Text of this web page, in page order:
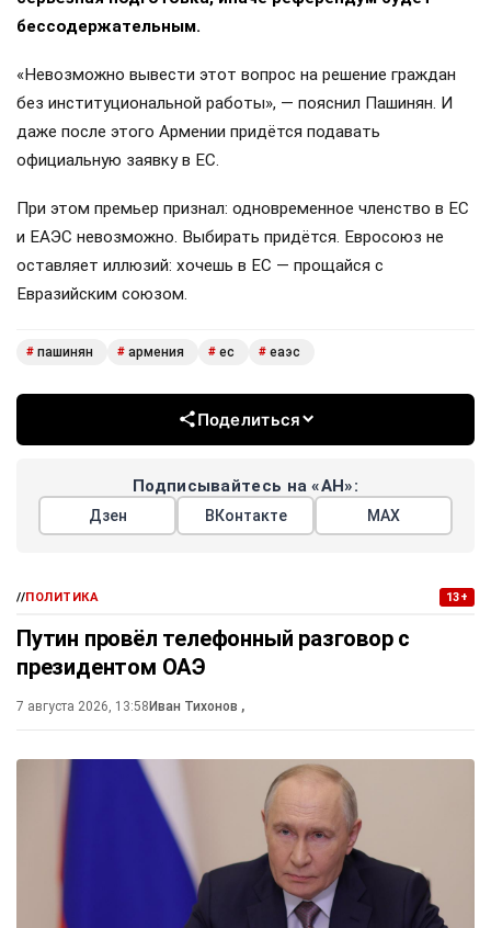
бессодержательным.
«Невозможно вывести этот вопрос на решение граждан
без институциональной работы», — пояснил Пашинян. И
даже после этого Армении придётся подавать
официальную заявку в ЕС.
При этом премьер признал: одновременное членство в ЕС
и ЕАЭС невозможно. Выбирать придётся. Евросоюз не
оставляет иллюзий: хочешь в ЕС — прощайся с
Евразийским союзом.
# пашинян # армения # ес # еаэс
Поделиться
Подписывайтесь на «АН»:
Дзен ВКонтакте МАХ
//ПОЛИТИКА 13+
Путин провёл телефонный разговор с
президентом ОАЭ
7 августа 2026, 13:58Иван Тихонов ,